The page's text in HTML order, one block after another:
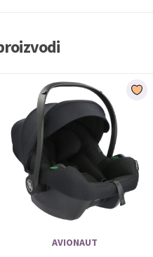
AVIONAUT